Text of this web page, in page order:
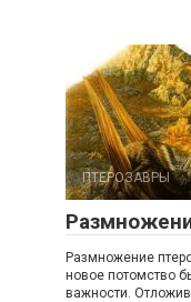
ПТЕРОЗАВРЫ
Размножение
новое потомство
важности.